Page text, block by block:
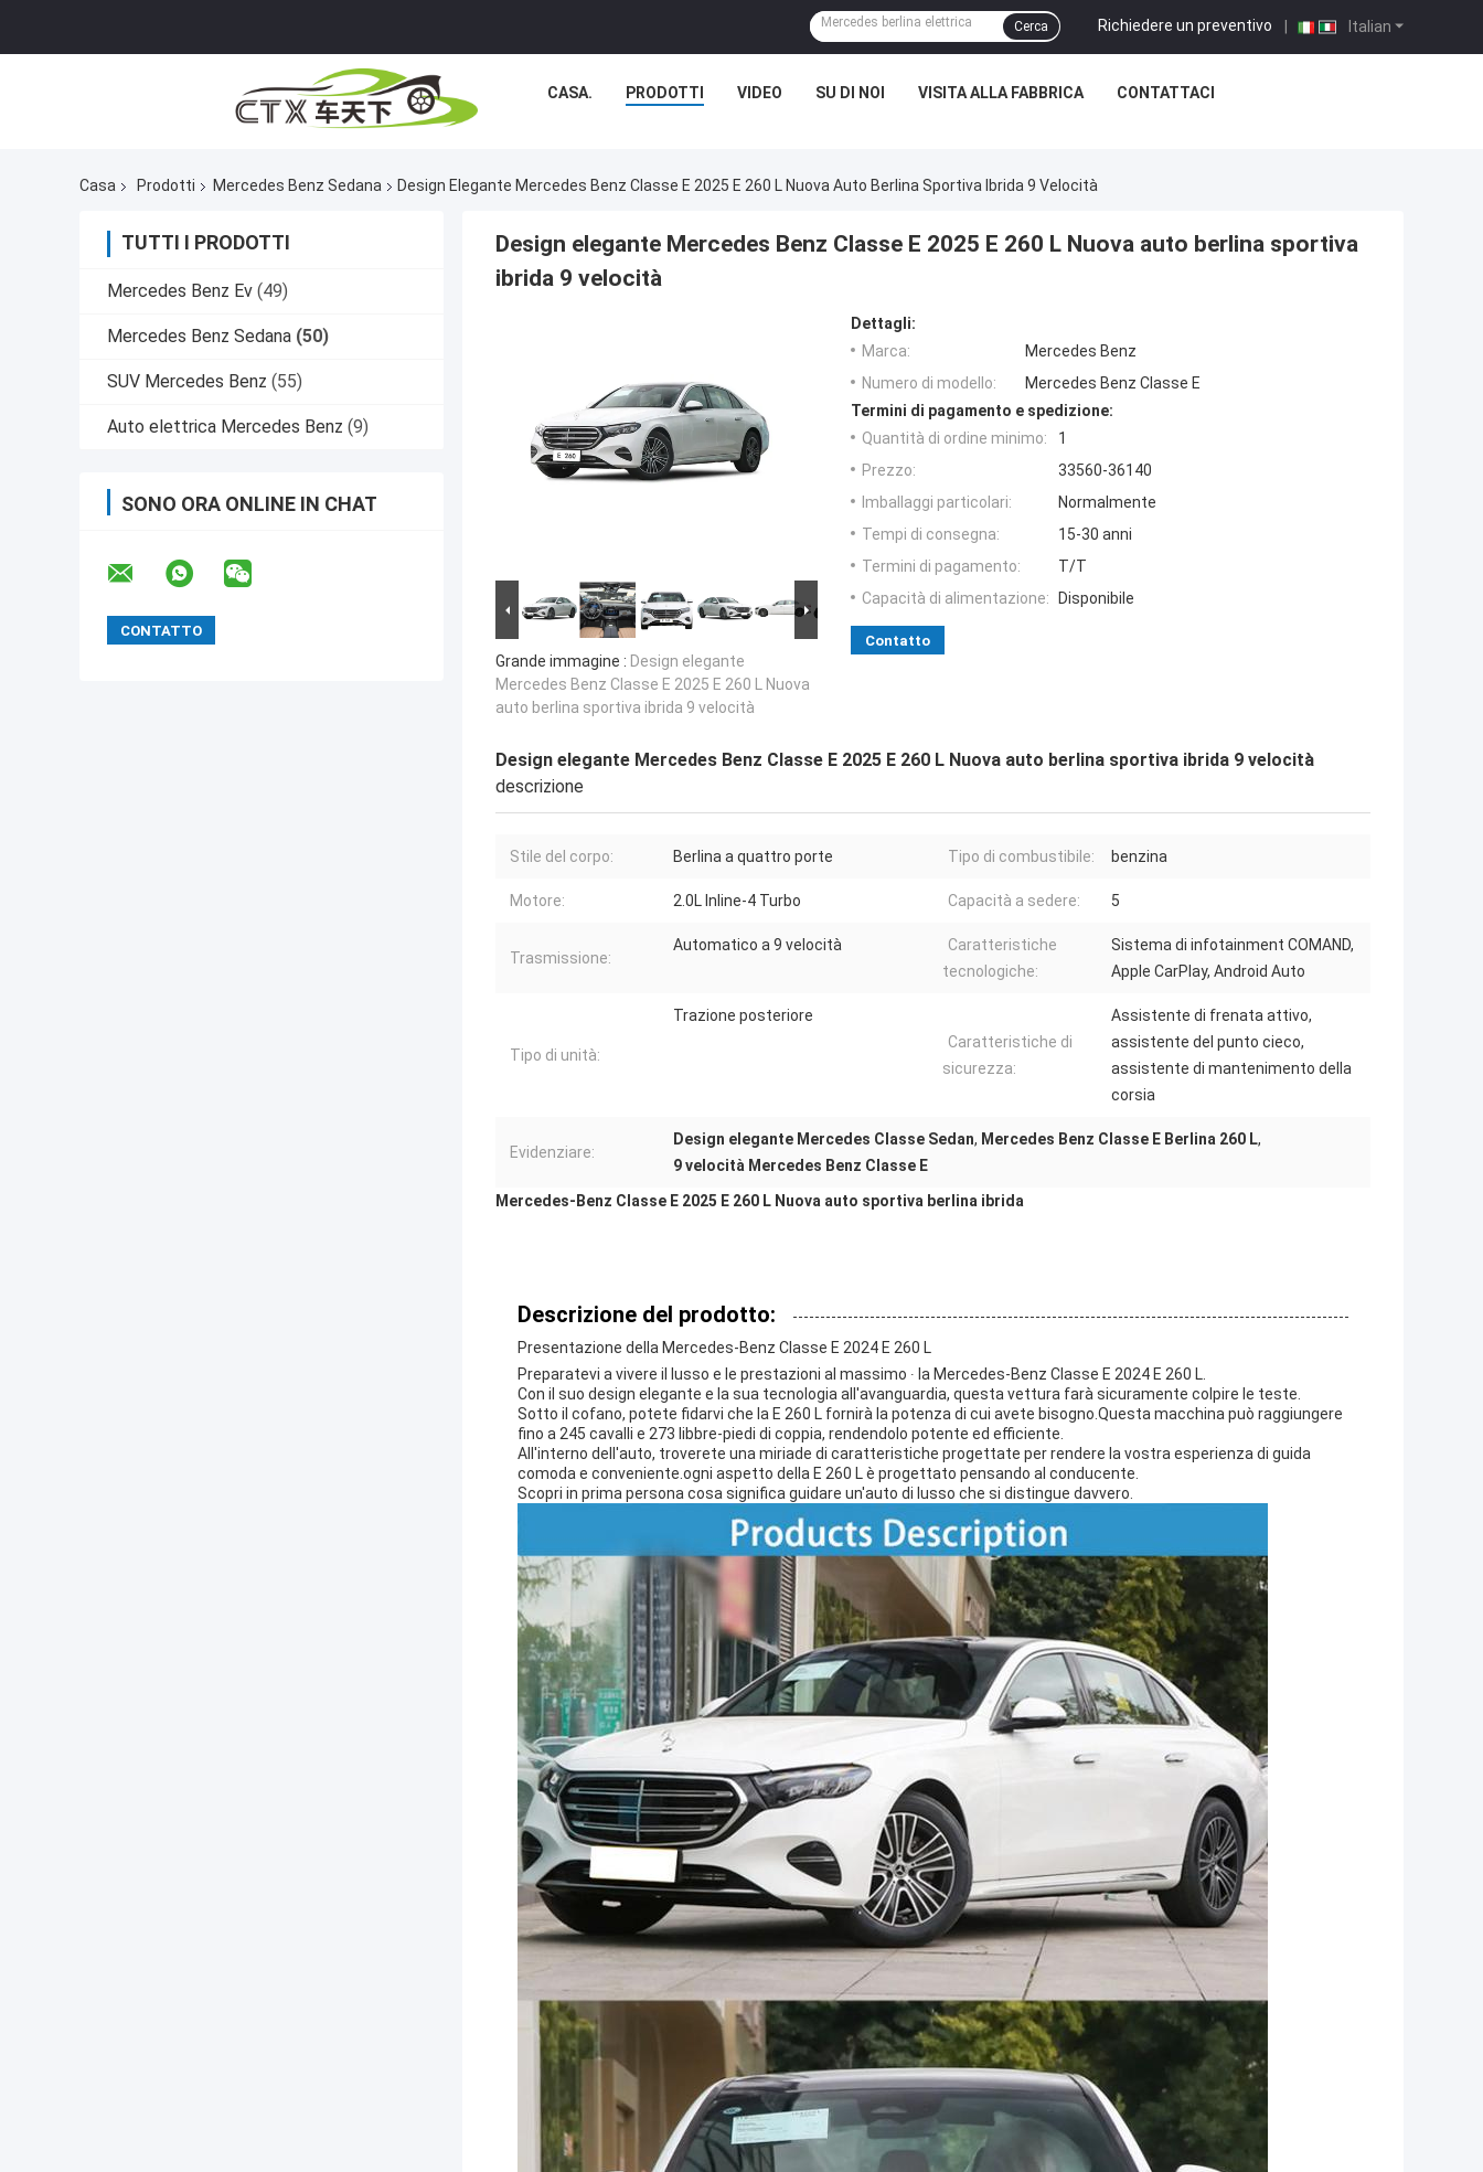
Italian
Richiedere un preventivo |
Cerca
CASA. PRODOTTI VIDEO SU DI NOI VISITA ALLA FABBRICA CONTATTACI
Casa Prodotti Mercedes Benz Sedana Design Elegante Mercedes Benz Classe E 2025 E 260 L Nuova Auto Berlina Sportiva Ibrida 9 Velocità
TUTTI I PRODOTTI
Mercedes Benz Ev (49)
Mercedes Benz Sedana (50)
SUV Mercedes Benz (55)
Auto elettrica Mercedes Benz (9)
SONO ORA ONLINE IN CHAT
Design elegante Mercedes Benz Classe E 2025 E 260 L Nuova auto berlina sportiva
ibrida 9 velocità
Grande immagine : Design elegante
Mercedes Benz Classe E 2025 E 260 L Nuova
auto berlina sportiva ibrida 9 velocità
Dettagli:
Marca:
Mercedes Benz
Numero di modello:
Mercedes Benz Classe E
Termini di pagamento e spedizione:
Quantità di ordine minimo:
1
Prezzo:
33560-36140
Imballaggi particolari:
Normalmente
Tempi di consegna:
15-30 anni
Termini di pagamento:
T/T
Capacità di alimentazione:
Disponibile
Contatto
Design elegante Mercedes Benz Classe E 2025 E 260 L Nuova auto berlina sportiva ibrida 9 velocità
descrizione
Stile del corpo: Berlina a quattro porte Tipo di combustibile: benzina
Motore: 2.0L Inline-4 Turbo Capacità a sedere: 5
Trasmissione:
Automatico a 9 velocità
Caratteristiche
tecnologiche:
Sistema di infotainment COMAND,
Apple CarPlay, Android Auto
Tipo di unità:
Trazione posteriore
Caratteristiche di
sicurezza:
Assistente di frenata attivo,
assistente del punto cieco,
assistente di mantenimento della
corsia
Evidenziare:
Design elegante Mercedes Classe Sedan, Mercedes Benz Classe E Berlina 260 L,
9 velocità Mercedes Benz Classe E
Mercedes-Benz Classe E 2025 E 260 L Nuova auto sportiva berlina ibrida
Descrizione del prodotto:
Presentazione della Mercedes-Benz Classe E 2024 E 260 L
Preparatevi a vivere il lusso e le prestazioni al massimo ∙ la Mercedes-Benz Classe E 2024 E 260 L.
Con il suo design elegante e la sua tecnologia all'avanguardia, questa vettura farà sicuramente colpire le teste.
Sotto il cofano, potete fidarvi che la E 260 L fornirà la potenza di cui avete bisogno.Questa macchina può raggiungere
fino a 245 cavalli e 273 libbre-piedi di coppia, rendendolo potente ed efficiente.
All'interno dell'auto, troverete una miriade di caratteristiche progettate per rendere la vostra esperienza di guida
comoda e conveniente.ogni aspetto della E 260 L è progettato pensando al conducente.
Scopri in prima persona cosa significa guidare un'auto di lusso che si distingue davvero.